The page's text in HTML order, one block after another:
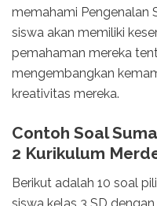
memahami Pengenalan
siswa akan memiliki
pemahaman mereka
mengembangkan
kreativitas mereka.
Contoh Soal
2 Kurikulum
Berikut adalah 10 soal